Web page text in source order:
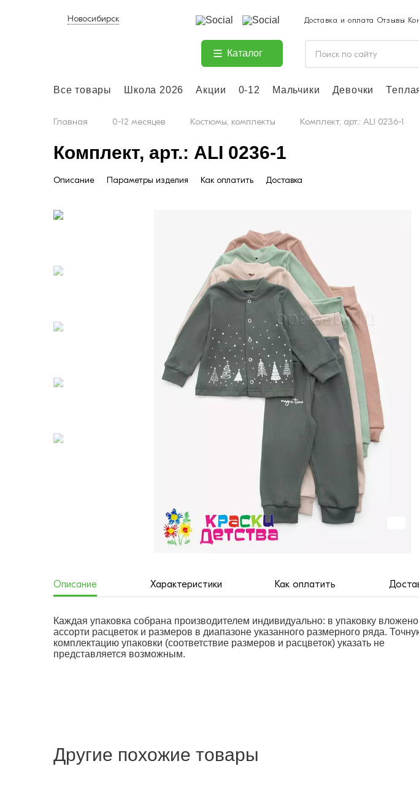
Новосибирск Доставка и оплата Отзывы
Каталог
Все товары Школа 2026 Акции 0-12 Мальчики Девочки
Главная 0-12 месяцев Костюмы, комплекты Комплект, арт.: ALI 0236-1
Комплект, арт.: ALI 0236-1
Описание Параметры изделия Как оплатить Доставка
Описание Характеристики Как оплатить
Каждая упаковка собрана производителем индивидуально: в упаковку вложено
ассорти расцветок и размеров в диапазоне указанного размерного ряда.
комплектацию упаковки (соответствие размеров и расцветок) указать не
представляется возможным.
Другие похожие товары